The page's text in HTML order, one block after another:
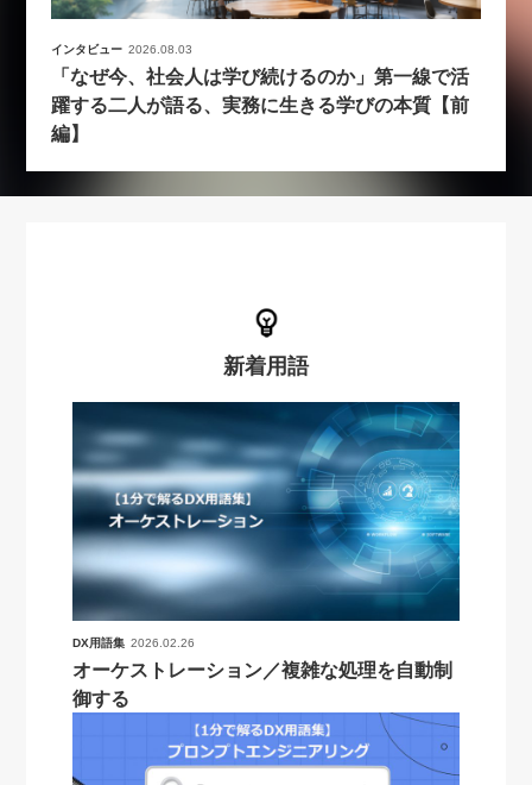
インタビュー 2026.08.03
「なぜ今、社会人は学び続けるのか」第一線で活
躍する二人が語る、実務に生きる学びの本質【前
編】
新着用語
DX用語集 2026.02.26
オーケストレーション／複雑な処理を自動制
御する